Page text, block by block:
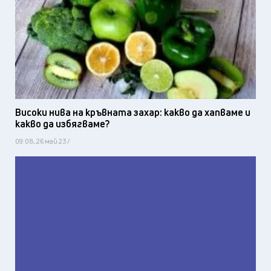
Високи нива на кръвната захар: какво да хапваме и
какво да избягваме?
09:08, 26 май 23 /